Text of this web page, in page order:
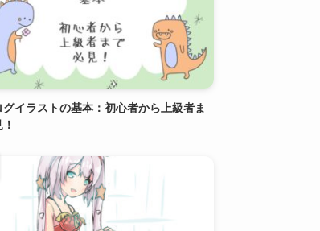
グイラストの基本：初心者から上級者ま